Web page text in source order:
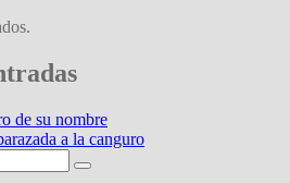
de su nombre
a la canguro